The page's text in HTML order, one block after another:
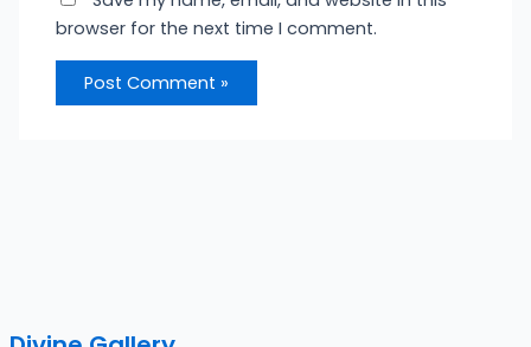
browser for the next time I comment.